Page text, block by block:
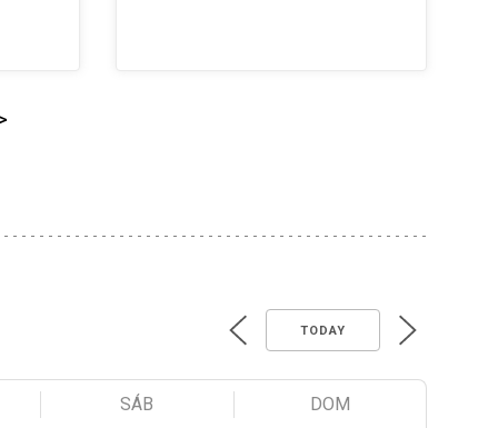
TODAY
SÁB DOM